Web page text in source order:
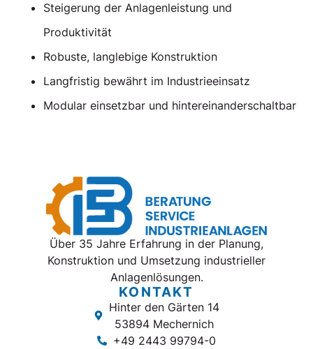
Steigerung der Anlagenleistung und
Produktivität
Robuste, langlebige Konstruktion
Langfristig bewährt im Industrieeinsatz
Modular einsetzbar und hintereinanderschaltbar
Über 35 Jahre Erfahrung in der Planung,
Konstruktion und Umsetzung industrieller
Anlagenlösungen.
KONTAKT
Hinter den Gärten 14
53894 Mechernich
+49 2443 99794-0